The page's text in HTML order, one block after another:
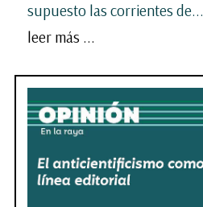
supuesto las corrientes de...
leer más ...